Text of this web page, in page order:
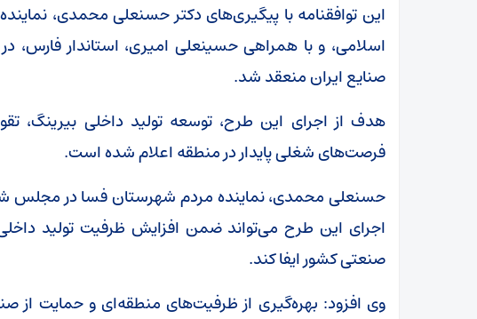
این توافقنامه با پیگیری‌های دکتر حسنعلی محمدی،
اسلامی، و با همراهی حسینعلی امیری، استاندار
صنایع ایران منعقد شد.
هدف از اجرای این طرح، توسعه تولید داخلی بیرینگ،
فرصت‌های شغلی پایدار در منطقه اعلام شده است.
حسنعلی محمدی، نماینده مردم شهرستان فسا در مجلس
اجرای این طرح می‌تواند ضمن افزایش ظرفیت تولید
صنعتی کشور ایفا کند.
وی افزود: بهره‌گیری از ظرفیت‌های منطقه‌ای و حمایت از